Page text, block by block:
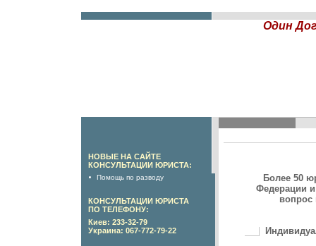
Один
НОВЫЕ НА САЙТЕ
КОНСУЛЬТАЦИИ ЮРИСТА:
Помощь по разводу
КОНСУЛЬТАЦИИ ЮРИСТА
ПО ТЕЛЕФОНУ:
Киев: 233-32-79
Украина: 067-772-79-22
Более 50
Федерации
вопрос